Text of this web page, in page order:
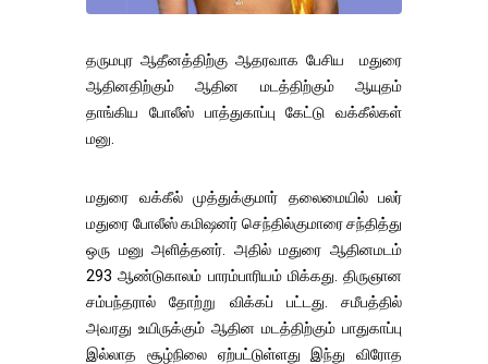
தருமபுர ஆதீனத்திற்கு ஆதரவாக பேசிய மதுரை
ஆதினதிற்கும் ஆதின மடத்திற்கும் ஆயுதம்
தாங்கிய போலீஸ் பாத்துகாப்பு கேட்டு வக்கீல்கள்
மனு.
மதுரை வக்கீல் முத்துக்குமார் தலைமையில் பலர்
மதுரை போலீஸ் கமிஷனர் செந்தில்குமாரை சந்தித்து
ஒரு மனு அளித்தனர். அதில் மதுரை ஆதினமடம்
293 ஆண்டுகாலம் பாரம்பாரியம் மிக்கது. திருஞான
சம்பந்தரால் தோற்று விக்கப் பட்டது. சமீபத்தில்
அவரது உயிருக்கும் ஆதின மடத்திற்கும் பாதுகாப்பு
இல்லாத சூழ்நிலை ஏற்பட்டுள்ளது இந்து விரோத